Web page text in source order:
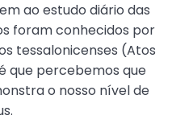
ao estudo diário das
foram conhecidos por
tessalonicenses (Atos
que percebemos que
o nosso nível de